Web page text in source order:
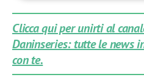
Clicca qui per unirti al
Daninseries: tutte le news
con te.